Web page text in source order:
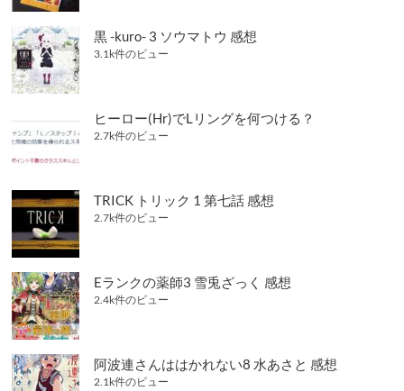
黒 -kuro- 3 ソウマトウ 感想
3.1k件のビュー
ヒーロー(Hr)でLリングを何つける？
2.7k件のビュー
TRICK トリック 1 第七話 感想
2.7k件のビュー
Eランクの薬師3 雪兎ざっく 感想
2.4k件のビュー
阿波連さんははかれない8 水あさと 感想
2.1k件のビュー